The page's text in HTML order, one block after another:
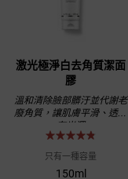
激光極淨白去角質潔面
膠
溫和清除臉部髒汙並代謝老
廢角質，讓肌膚平滑、透亮
有光澤
只有一種容量
150ml